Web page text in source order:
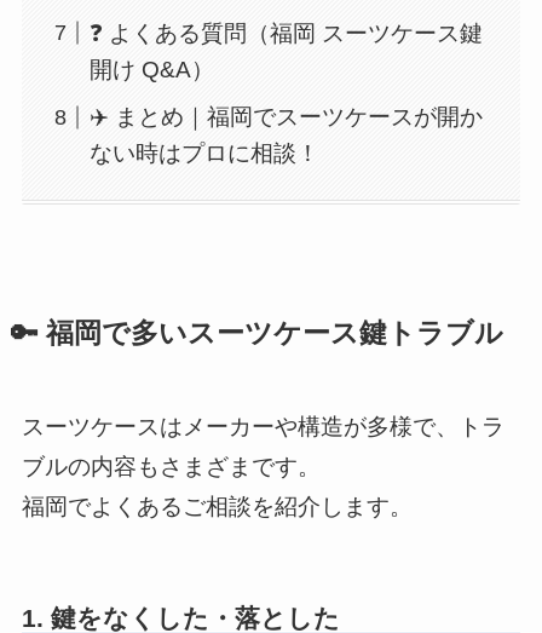
❓ よくある質問（福岡 スーツケース鍵
開け Q&A）
✈️ まとめ｜福岡でスーツケースが開か
ない時はプロに相談！
🔑 福岡で多いスーツケース鍵トラブル
スーツケースはメーカーや構造が多様で、トラ
ブルの内容もさまざまです。
福岡でよくあるご相談を紹介します。
1. 鍵をなくした・落とした